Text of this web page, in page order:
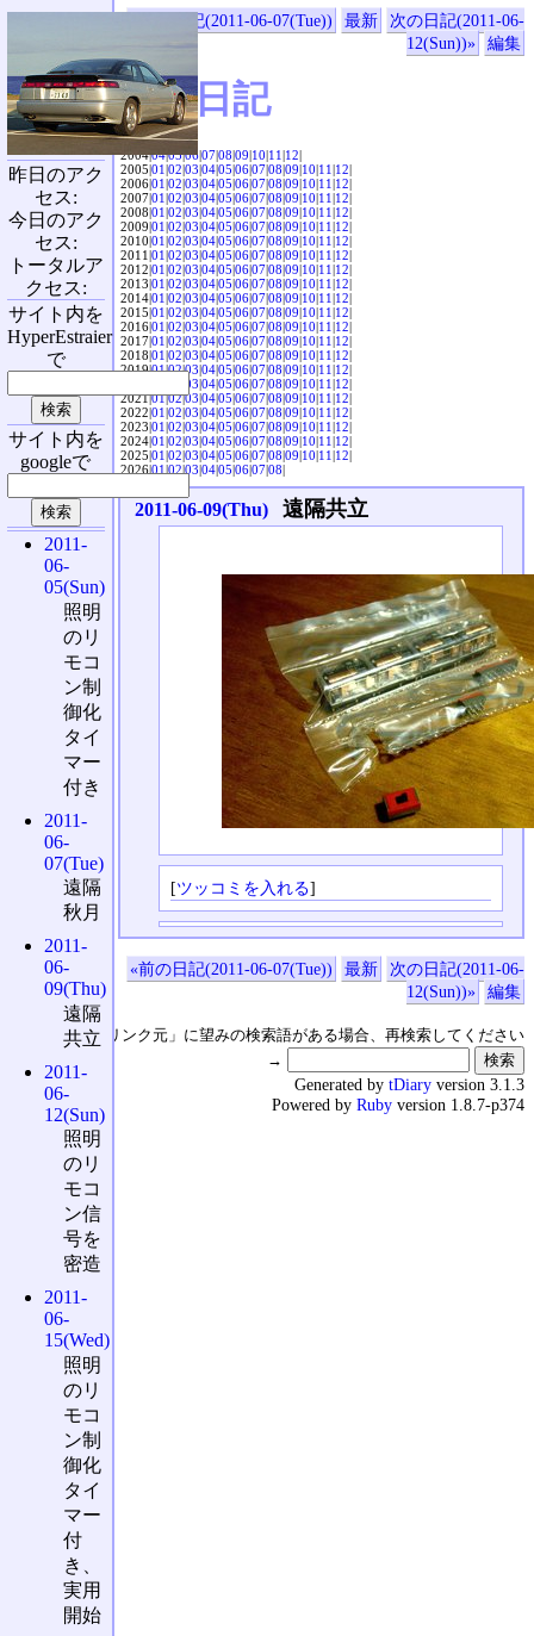
«前の日記(2011-06-07(Tue)) 最新
次の日記(2011-06-
12(Sun))»
編集
SVX日記
2004|04|05|06|07|08|09|10|11|12|
2005|01|02|03|04|05|06|07|08|09|10|11|12|
2006|01|02|03|04|05|06|07|08|09|10|11|12|
2007|01|02|03|04|05|06|07|08|09|10|11|12|
2008|01|02|03|04|05|06|07|08|09|10|11|12|
2009|01|02|03|04|05|06|07|08|09|10|11|12|
2010|01|02|03|04|05|06|07|08|09|10|11|12|
2011|01|02|03|04|05|06|07|08|09|10|11|12|
2012|01|02|03|04|05|06|07|08|09|10|11|12|
2013|01|02|03|04|05|06|07|08|09|10|11|12|
2014|01|02|03|04|05|06|07|08|09|10|11|12|
2015|01|02|03|04|05|06|07|08|09|10|11|12|
2016|01|02|03|04|05|06|07|08|09|10|11|12|
2017|01|02|03|04|05|06|07|08|09|10|11|12|
2018|01|02|03|04|05|06|07|08|09|10|11|12|
2019|01|02|03|04|05|06|07|08|09|10|11|12|
03|04|05|06|07|08|09|10|11|12|
2021|01|02|03|04|05|06|07|08|09|10|11|12|
2022|01|02|03|04|05|06|07|08|09|10|11|12|
2023|01|02|03|04|05|06|07|08|09|10|11|12|
2024|01|02|03|04|05|06|07|08|09|10|11|12|
2025|01|02|03|04|05|06|07|08|09|10|11|12|
2026|01|02|03|04|05|06|07|08|
2011-06-09(Thu) 遠隔共立
[ツッコミを入れる]
«前の日記(2011-06-07(Tue)) 最新
次の日記(2011-06-
12(Sun))»
編集
↑の「本日のリンク元」に望みの検索語がある場合、再検索してください
→
昨日のアク
セス:
今日のアク
セス:
トータルア
クセス:
サイト内を
HyperEstraier
で
サイト内を
googleで
2011-
06-
05(Sun)
照明
のリ
モコ
ン制
御化
タイ
マー
付き
2011-
06-
07(Tue)
遠隔
秋月
2011-
06-
09(Thu)
遠隔
共立
2011-
06-
12(Sun)
照明
のリ
モコ
ン信
号を
密造
2011-
06-
15(Wed)
照明
のリ
モコ
ン制
御化
タイ
マー
付
き、
実用
開始
Generated by tDiary version 3.1.3
Powered by Ruby version 1.8.7-p374